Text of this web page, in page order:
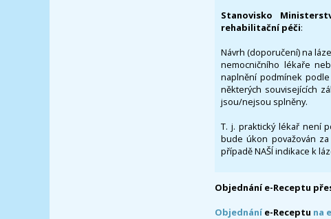
Stanovisko
rehabilitační péči:
Návrh (doporučení) na
nemocničního lékaře
naplnění podmínek
některých souvisejících
jsou/nejsou splněny.
T. j. praktický lékař není
bude úkon považován
případě NAŠÍ indikace k
Objednání e-Receptu
Objednáníe-Receptu na